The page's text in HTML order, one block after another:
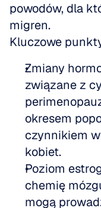
powodów, dla
migren.
Kluczowe
Zmiany
związane z
okresem
czynnikiem
kobiet.
Poziom
chemię
mogą